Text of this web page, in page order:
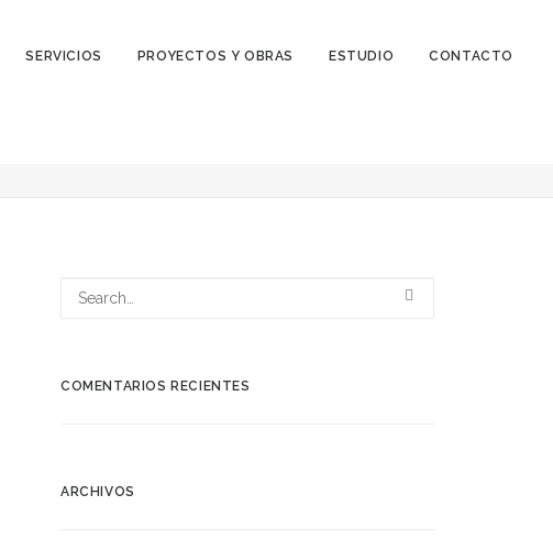
SERVICIOS PROYECTOS Y OBRAS ESTUDIO CONTACTO
COMENTARIOS RECIENTES
ARCHIVOS